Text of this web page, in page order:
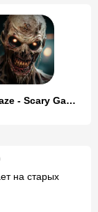
Horror Maze - Scary Games
на старых